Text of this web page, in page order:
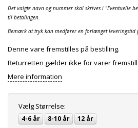
Det valgte navn og nummer skal skrives i "Eventuelle
til betalingen.
Bemærk at tryk kan medfører en forlænget leveringstid
Denne vare fremstilles på bestilling.
Returretten gælder ikke for varer
Mere information
Vælg Størrelse:
4-6 år 8-10 år 12 år